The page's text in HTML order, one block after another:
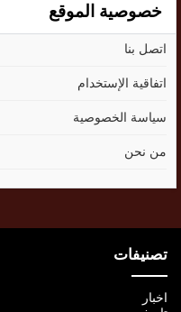
خصوصية الموقع
اتصل بنا
اتفاقية الإستخدام
سياسة الخصوصية
من نحن
تصنيفات
اخبار